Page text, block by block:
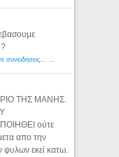
Ένα βιβλίο που πολεμήθηκε γιατί ξυπνούσε συνειδήσεις... - Λόγιος Ερμής | Η γνώση ξεκινάει με την αναζήτηση...
ΤΗΣ ΜΑΝΗΣ.
ούτε
απο την
φυλων εκεί κατω.